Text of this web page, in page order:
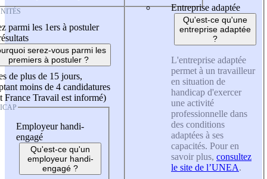
parmi les 1ers à postuler
serez-vous parmi les
premiers à postuler ?
de plus de 15 jours,
moins de 4 candidatures
France Travail est informé)
Employeur handi-
engagé
Qu'est-ce qu'un
employeur handi-
engagé ?
Entreprise adaptée
Qu'est-ce qu'une
entreprise adaptée
?
L'entreprise adaptée
permet à un travailleur
en situation de
handicap d'exercer
une activité
professionnelle dans
des conditions
adaptées à ses
capacités. Pour en
savoir plus, consultez
le site de l’UNEA.